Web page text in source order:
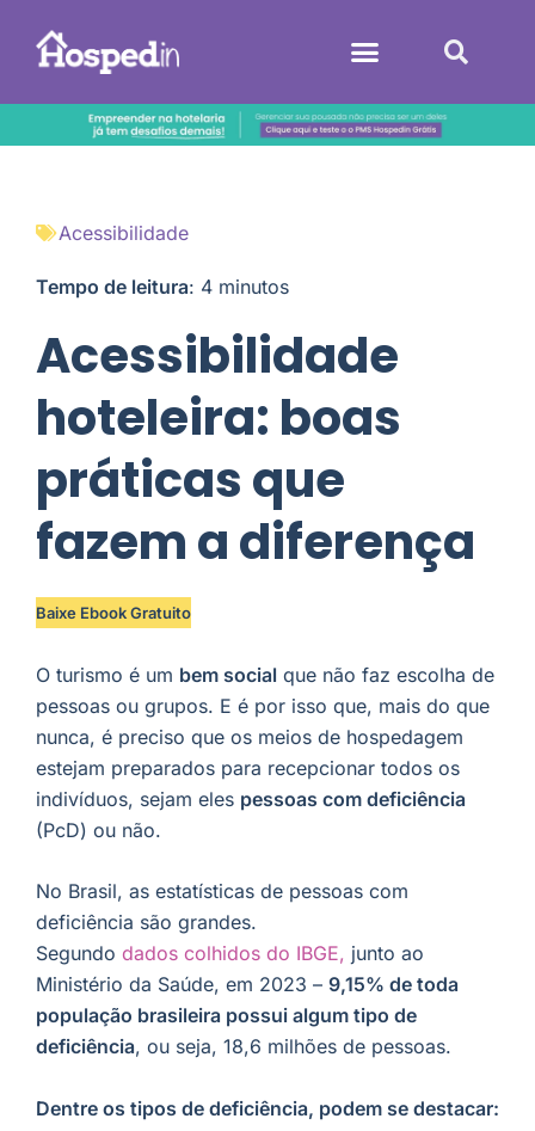
Acessibilidade
Tempo de leitura: 4 minutos
Acessibilidade
hoteleira: boas
práticas que
fazem a diferença
Baixe Ebook Gratuito
O turismo é um bem social que não faz escolha de
pessoas ou grupos. E é por isso que, mais do que
nunca, é preciso que os meios de hospedagem
estejam preparados para recepcionar todos os
indivíduos, sejam eles pessoas com deficiência
(PcD) ou não.
No Brasil, as estatísticas de pessoas com
deficiência são grandes.
Segundo dados colhidos do IBGE, junto ao
Ministério da Saúde, em 2023 – 9,15% de toda
população brasileira possui algum tipo de
deficiência, ou seja, 18,6 milhões de pessoas.
Dentre os tipos de deficiência, podem se destacar: